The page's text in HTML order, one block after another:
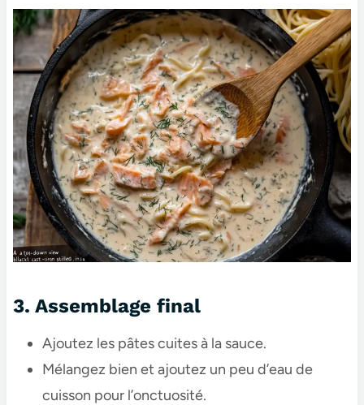
3. Assemblage final
Ajoutez les pâtes cuites à la sauce.
Mélangez bien et ajoutez un peu d’eau de
cuisson pour l’onctuosité.